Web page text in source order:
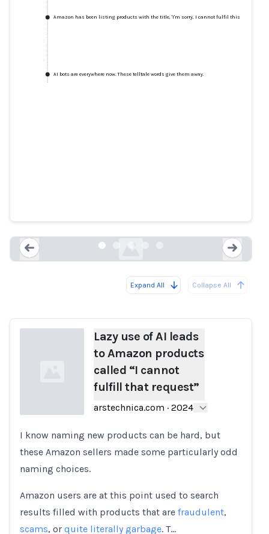
Amazon has been listing products with the title, 'I'm sorry, I cannot fulfil this request as
AI bots are everywhere now. These telltale words give them away.
Expand All Collapse All
Loading...
Lazy use of AI leads
to Amazon products
called “I cannot
fulfill that request”
arstechnica.com · 2024
I know naming new products can be hard, but
these Amazon sellers made some particularly odd
naming choices.
Amazon users are at this point used to search
results filled with products that are fraudulent,
scams, or quite literally garbage. T…